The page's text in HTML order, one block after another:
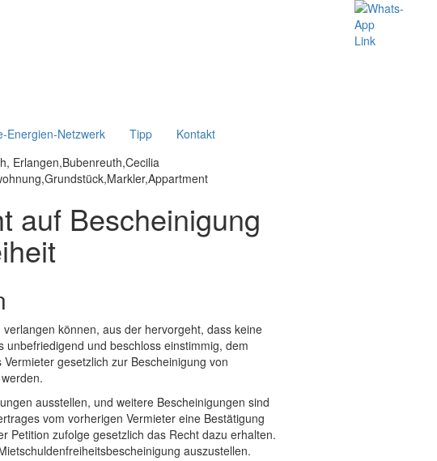
Energien-Netzwerk Tipp Kontakt
auf Bescheinigung
können, aus der hervorgeht, dass keine
und beschloss einstimmig, dem
gesetzlich zur Bescheinigung von
ausstellen, und weitere Bescheinigungen sind
vom vorherigen Vermieter eine Bestätigung
Petition zufolge gesetzlich das Recht dazu erhalten.
auszustellen.